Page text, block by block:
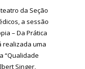
da Seção
a sessão
– Da Prática
realizada uma
“Qualidade
Singer,